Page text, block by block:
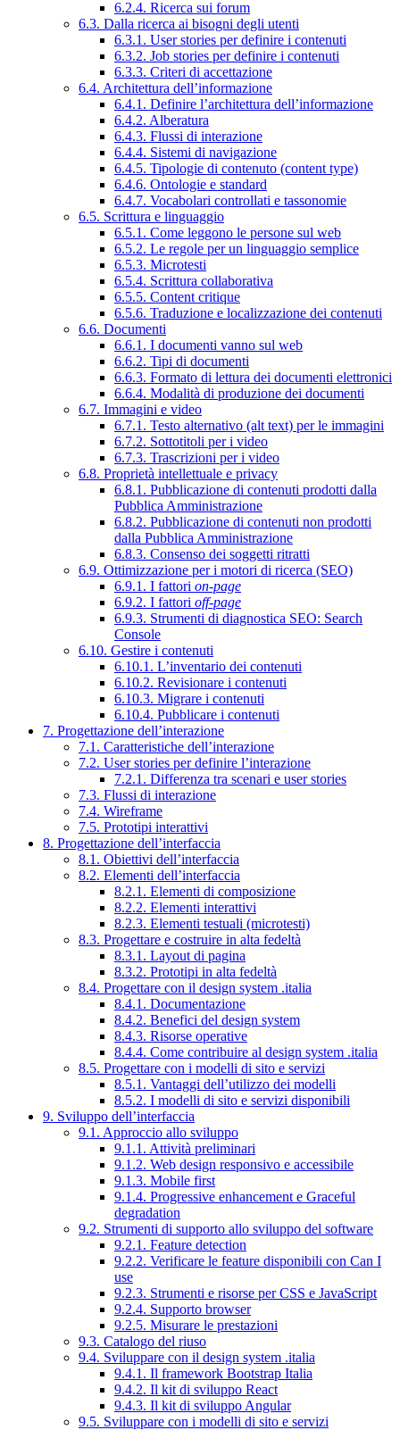
6.2.4. Ricerca sui forum
6.3. Dalla ricerca ai bisogni degli utenti
6.3.1. User stories per definire i contenuti
6.3.2. Job stories per definire i contenuti
6.3.3. Criteri di accettazione
6.4. Architettura dell’informazione
6.4.1. Definire l’architettura dell’informazione
6.4.2. Alberatura
6.4.3. Flussi di interazione
6.4.4. Sistemi di navigazione
6.4.5. Tipologie di contenuto (content type)
6.4.6. Ontologie e standard
6.4.7. Vocabolari controllati e tassonomie
6.5. Scrittura e linguaggio
6.5.1. Come leggono le persone sul web
6.5.2. Le regole per un linguaggio semplice
6.5.3. Microtesti
6.5.4. Scrittura collaborativa
6.5.5. Content critique
6.5.6. Traduzione e localizzazione dei contenuti
6.6. Documenti
6.6.1. I documenti vanno sul web
6.6.2. Tipi di documenti
6.6.3. Formato di lettura dei documenti elettronici
6.6.4. Modalità di produzione dei documenti
6.7. Immagini e video
6.7.1. Testo alternativo (alt text) per le immagini
6.7.2. Sottotitoli per i video
6.7.3. Trascrizioni per i video
6.8. Proprietà intellettuale e privacy
6.8.1. Pubblicazione di contenuti prodotti dalla
Pubblica Amministrazione
6.8.2. Pubblicazione di contenuti non prodotti
dalla Pubblica Amministrazione
6.8.3. Consenso dei soggetti ritratti
6.9. Ottimizzazione per i motori di ricerca (SEO)
6.9.1. I fattori on-page
6.9.2. I fattori off-page
6.9.3. Strumenti di diagnostica SEO: Search
Console
6.10. Gestire i contenuti
6.10.1. L’inventario dei contenuti
6.10.2. Revisionare i contenuti
6.10.3. Migrare i contenuti
6.10.4. Pubblicare i contenuti
7. Progettazione dell’interazione
7.1. Caratteristiche dell’interazione
7.2. User stories per definire l’interazione
7.2.1. Differenza tra scenari e user stories
7.3. Flussi di interazione
7.4. Wireframe
7.5. Prototipi interattivi
8. Progettazione dell’interfaccia
8.1. Obiettivi dell’interfaccia
8.2. Elementi dell’interfaccia
8.2.1. Elementi di composizione
8.2.2. Elementi interattivi
8.2.3. Elementi testuali (microtesti)
8.3. Progettare e costruire in alta fedeltà
8.3.1. Layout di pagina
8.3.2. Prototipi in alta fedeltà
8.4. Progettare con il design system .italia
8.4.1. Documentazione
8.4.2. Benefici del design system
8.4.3. Risorse operative
8.4.4. Come contribuire al design system .italia
8.5. Progettare con i modelli di sito e servizi
8.5.1. Vantaggi dell’utilizzo dei modelli
8.5.2. I modelli di sito e servizi disponibili
9. Sviluppo dell’interfaccia
9.1. Approccio allo sviluppo
9.1.1. Attività preliminari
9.1.2. Web design responsivo e accessibile
9.1.3. Mobile first
9.1.4. Progressive enhancement e Graceful
degradation
9.2. Strumenti di supporto allo sviluppo del software
9.2.1. Feature detection
9.2.2. Verificare le feature disponibili con Can I
use
9.2.3. Strumenti e risorse per CSS e JavaScript
9.2.4. Supporto browser
9.2.5. Misurare le prestazioni
9.3. Catalogo del riuso
9.4. Sviluppare con il design system .italia
9.4.1. Il framework Bootstrap Italia
9.4.2. Il kit di sviluppo React
9.4.3. Il kit di sviluppo Angular
9.5. Sviluppare con i modelli di sito e servizi